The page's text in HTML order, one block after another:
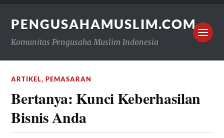
PENGUSAHAMUSLIM.COM
Komunitas Pengusaha Muslim Indonesia
ARTIKEL,PEMASARAN
Bertanya: Kunci Keberhasilan
Bisnis Anda